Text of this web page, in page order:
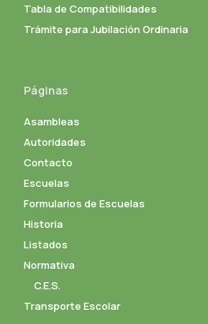
Tabla de Compatibilidades
Trámite para Jubilación Ordinaria
Páginas
Asambleas
Autoridades
Contacto
Escuelas
Formularios de Escuelas
Historia
Listados
Normativa
C.E.S.
Transporte Escolar